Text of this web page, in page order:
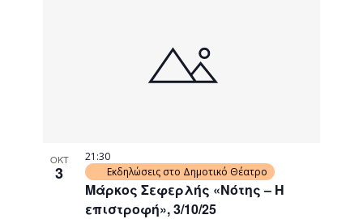
ΟΚΤ
3
Μάρκος Σεφερλής «Νότης – Η
επιστροφή», 3/10/25
21:30
Εκδηλώσεις στο Δημοτικό Θέατρο